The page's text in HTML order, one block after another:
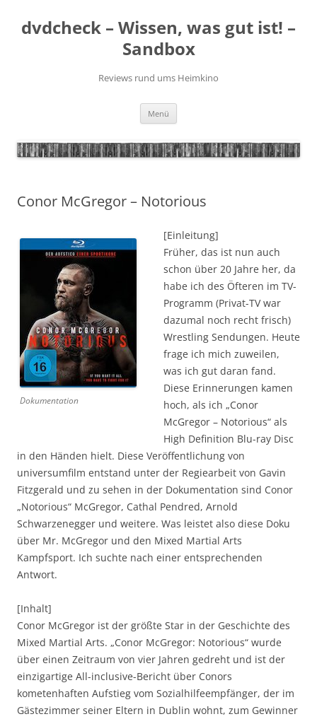
springen
dvdcheck – Wissen, was gut ist! –
Sandbox
Reviews rund ums Heimkino
Menü
Conor McGregor – Notorious
Dokumentation
[Einleitung]
Früher, das ist nun auch
schon über 20 Jahre her, da
habe ich des Öfteren im TV-
Programm (Privat-TV war
dazumal noch recht frisch)
Wrestling Sendungen. Heute
frage ich mich zuweilen,
was ich gut daran fand.
Diese Erinnerungen kamen
hoch, als ich „Conor
McGregor – Notorious“ als
High Definition Blu-ray Disc
in den Händen hielt. Diese Veröffentlichung von
universumfilm entstand unter der Regiearbeit von Gavin
Fitzgerald und zu sehen in der Dokumentation sind Conor
„Notorious“ McGregor, Cathal Pendred, Arnold
Schwarzenegger und weitere. Was leistet also diese Doku
über Mr. McGregor und den Mixed Martial Arts
Kampfsport. Ich suchte nach einer entsprechenden
Antwort.
[Inhalt]
Conor McGregor ist der größte Star in der Geschichte des
Mixed Martial Arts. „Conor McGregor: Notorious“ wurde
über einen Zeitraum von vier Jahren gedreht und ist der
einzigartige All-inclusive-Bericht über Conors
kometenhaften Aufstieg vom Sozialhilfeempfänger, der im
Gästezimmer seiner Eltern in Dublin wohnt, zum Gewinner